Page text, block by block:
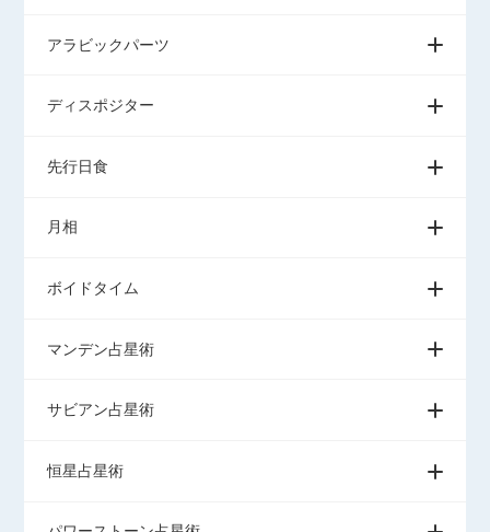
アラビックパーツ
ディスポジター
先行日食
月相
ボイドタイム
マンデン占星術
サビアン占星術
恒星占星術